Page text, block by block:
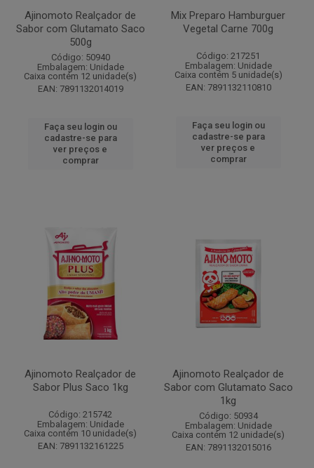
Ajinomoto Realçador de
Sabor com Glutamato Saco
500g
Código: 50940
Embalagem: Unidade
Caixa contém 12 unidade(s)
EAN: 7891132014019
Faça seu login ou
cadastre-se para
ver preços e
comprar
Mix Preparo Hamburguer
Vegetal Carne 700g
Código: 217251
Embalagem: Unidade
Caixa contém 5 unidade(s)
EAN: 7891132110810
Faça seu login ou
cadastre-se para
ver preços e
comprar
Ajinomoto Realçador de
Sabor Plus Saco 1kg
Código: 215742
Embalagem: Unidade
Caixa contém 10 unidade(s)
EAN: 7891132161225
Ajinomoto Realçador de
Sabor com Glutamato Saco
1kg
Código: 50934
Embalagem: Unidade
Caixa contém 12 unidade(s)
EAN: 7891132015016